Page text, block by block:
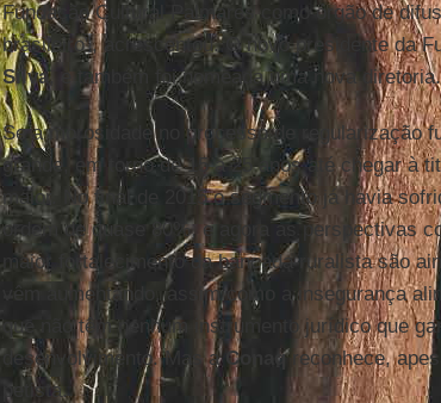
Fundação Cultural Palmares como órgão de
brasileiro”, acrescentou. O novo presidente da
Silva, e também foi nomeada uma nova diretoria.
Se a morosidade no processo de regularização
grande, em torno de 15 a 25 anos até chegar à
maior. No final de 2015 o segmento já havia
ordem de quase 80%, e agora as perspectivas
maior fortalecimento da bancada ruralista são
vêm aumentando, assim como a insegurança
que não têm nenhum instrumento jurídico que
desenvolvimento. Mas a Conaqreconhece,
petista.